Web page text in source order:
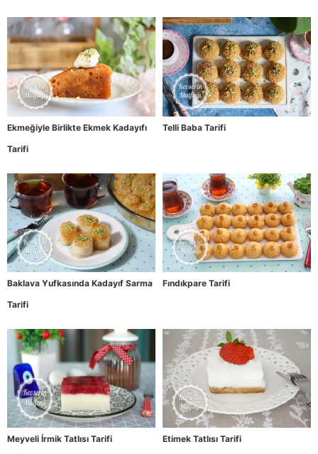
Ekmeğiyle Birlikte Ekmek Kadayıfı
Tarifi
Telli Baba Tarifi
Baklava Yufkasında Kadayıf Sarma
Tarifi
Fındıkpare Tarifi
Meyveli İrmik Tatlısı Tarifi Etimek Tatlısı Tarifi